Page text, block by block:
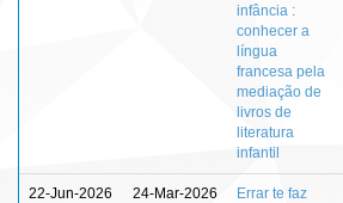
infância :
conhecer a
língua
francesa pela
mediação de
livros de
literatura
infantil
22-Jun-2026 24-Mar-2026
Errar te faz